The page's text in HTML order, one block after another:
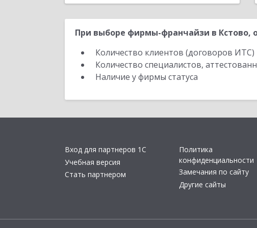
При выборе фирмы-франчайзи в Кстово,
Количество клиентов (договоров
Количество специалистов,
Наличие у фирмы статуса
Вход для партнеров 1С
Учебная версия
Стать партнером
Политика
конфиденциальности
Замечания по сайту
Другие сайты